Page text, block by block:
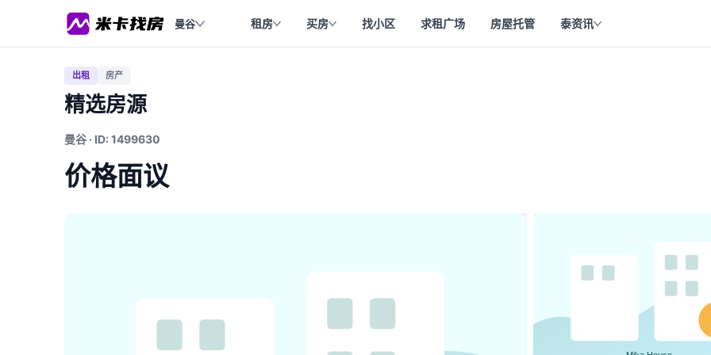
曼谷 租房 买房 找小区 求租广场 房屋托管 泰资讯
出租 房产
精选房源
曼谷 · ID: 1499630
价格面议